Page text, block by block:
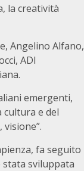
la creatività
Angelino Alfano,
ADI
emergenti,
cultura e del
fa seguito
stata sviluppata